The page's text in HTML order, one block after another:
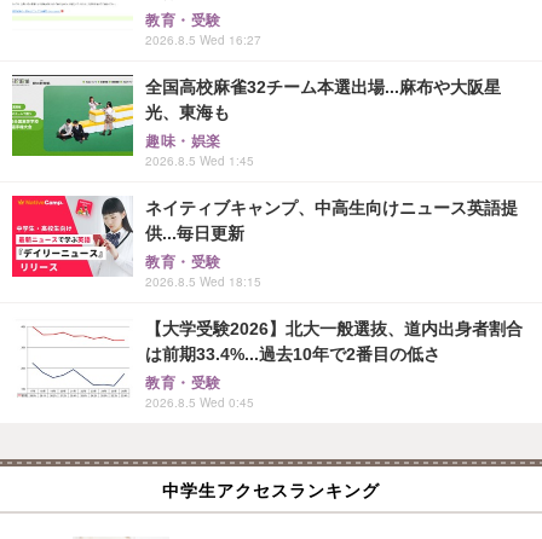
教育・受験
2026.8.5 Wed 16:27
全国高校麻雀32チーム本選出場...麻布や大阪星
光、東海も
趣味・娯楽
2026.8.5 Wed 1:45
ネイティブキャンプ、中高生向けニュース英語提
供...毎日更新
教育・受験
2026.8.5 Wed 18:15
【大学受験2026】北大一般選抜、道内出身者割合
は前期33.4%...過去10年で2番目の低さ
教育・受験
2026.8.5 Wed 0:45
中学生アクセスランキング